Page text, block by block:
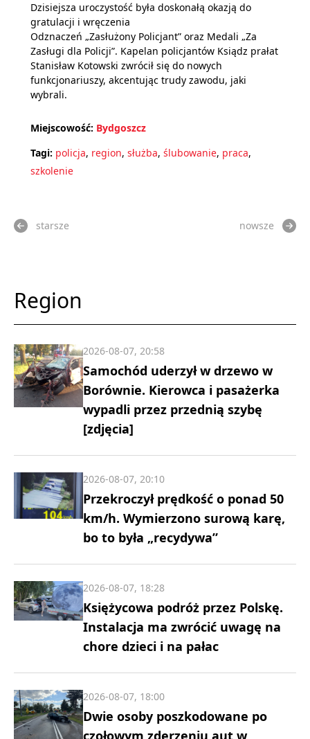
Dzisiejsza uroczystość była doskonałą okazją do
gratulacji i wręczenia
Odznaczeń „Zasłużony Policjant” oraz Medali „Za
Zasługi dla Policji”. Kapelan policjantów Ksiądz prałat
Stanisław Kotowski zwrócił się do nowych
funkcjonariuszy, akcentując trudy zawodu, jaki
wybrali.
Miejscowość: Bydgoszcz
Tagi: policja, region, służba, ślubowanie, praca,
szkolenie
starsze nowsze
Region
Samochód uderzył w drzewo w
Borównie. Kierowca i pasażerka
wypadli przez przednią szybę
[zdjęcia]
2026-08-07, 20:58
Przekroczył prędkość o ponad 50
km/h. Wymierzono surową karę,
bo to była „recydywa”
2026-08-07, 20:10
Księżycowa podróż przez Polskę.
Instalacja ma zwrócić uwagę na
chore dzieci i na pałac
2026-08-07, 18:28
Dwie osoby poszkodowane po
2026-08-07, 18:00